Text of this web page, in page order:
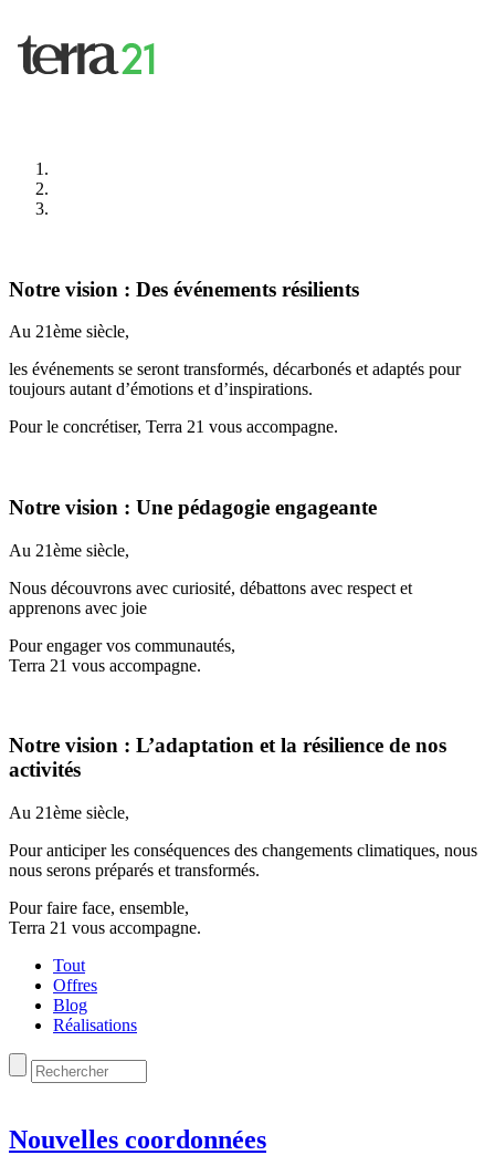
Notre vision : Des événements résilients
Au 21ème siècle,
les événements se seront transformés, décarbonés et adaptés pour
toujours autant d’émotions et d’inspirations.
Pour le concrétiser, Terra 21 vous accompagne.
Notre vision : Une pédagogie engageante
Au 21ème siècle,
Nous découvrons avec curiosité, débattons avec respect et
apprenons avec joie
Pour engager vos communautés,
Terra 21 vous accompagne.
Notre vision : L’adaptation et la résilience de nos
activités
Au 21ème siècle,
Pour anticiper les conséquences des changements climatiques, nous
nous serons préparés et transformés.
Pour faire face, ensemble,
Terra 21 vous accompagne.
Tout
Offres
Blog
Réalisations
Nouvelles coordonnées